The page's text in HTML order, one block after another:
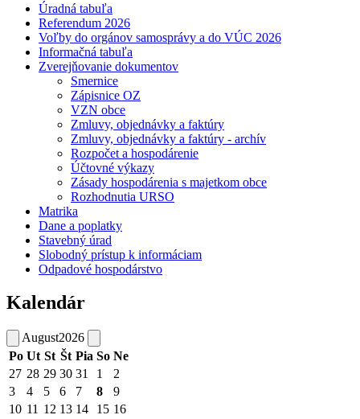
Úradná tabuľa
Referendum 2026
Voľby do orgánov samosprávy a do VÚC 2026
Informačná tabuľa
Zverejňovanie dokumentov
Smernice
Zápisnice OZ
VZN obce
Zmluvy, objednávky a faktúry
Zmluvy, objednávky a faktúry - archív
Rozpočet a hospodárenie
Účtovné výkazy
Zásady hospodárenia s majetkom obce
Rozhodnutia URSO
Matrika
Dane a poplatky
Stavebný úrad
Slobodný prístup k informáciam
Odpadové hospodárstvo
Kalendár
August2026
Po Ut St Št Pia So Ne
27 28 29 30 31 1
2
3
4 5 6 7 8
9
10 11 12 13 14 15 16